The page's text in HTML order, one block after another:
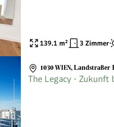
139.1 m² 3 Zimmer
1030 WIEN, Landstraßer
The Legacy - Zukunft